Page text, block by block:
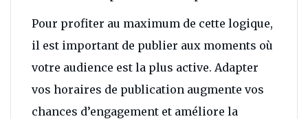
Pour profiter au maximum de cette logique,
il est important de publier aux moments où
votre audience est la plus active. Adapter
vos horaires de publication augmente vos
chances d’engagement et améliore la